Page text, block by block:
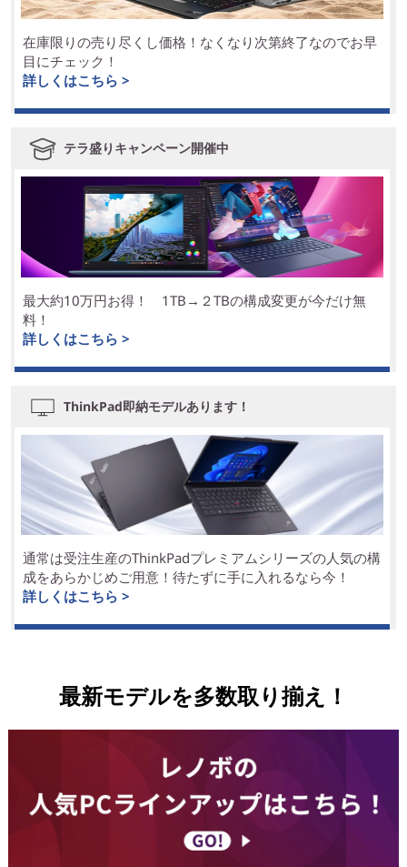
在庫限りの売り尽くし価格！なくなり次第終了なのでお早
目にチェック！
詳しくはこちら >
テラ盛りキャンペーン開催中
最大約10万円お得！ 1TB→２TBの構成変更が今だけ無
料！
詳しくはこちら >
ThinkPad即納モデルあります！
通常は受注生産のThinkPadプレミアムシリーズの人気の構
成をあらかじめご用意！待たずに手に入れるなら今！
詳しくはこちら >
最新モデルを多数取り揃え！